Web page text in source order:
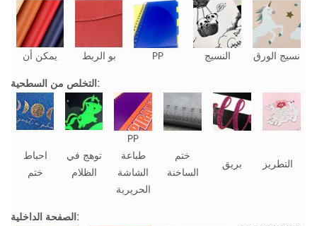
يمكن أن بو الربط PP النسيج
نسيج الورق
التخلص من السطحية:
احباط
ختم
توهج في
الظلام
PP
طباعة
الشاشة
الحريرية
ختم
الساخنة
بريق التطريز
الصفحة الداخلية: